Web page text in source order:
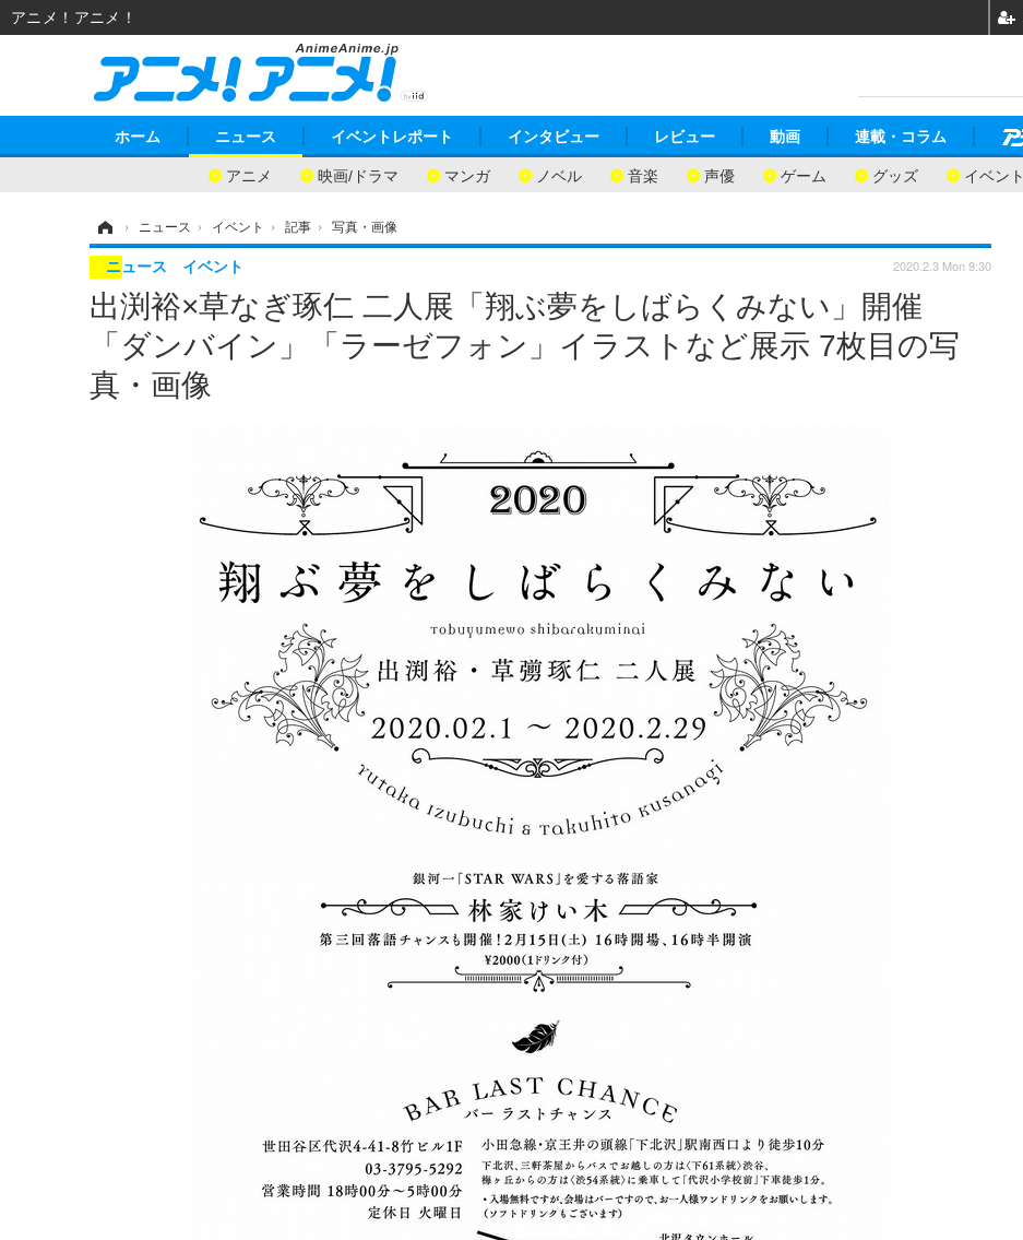
ホーム ニュース
アニメ 映画/ドラマ マンガ ノベル 音楽 声優 ゲーム グッズ イベント
イベントレポート インタビュー レビュー 動画 連載・コラム
› ニュース › イベント › 記事 › 写真・画像
出渕裕×草なぎ琢仁 二人展「翔ぶ夢をしばらくみない」開催
「ダンバイン」「ラーゼフォン」イラストなど展示 7枚目の写
真・画像
ニュース イベント 2020.2.3 Mon 9:30
アニメ！アニメ！